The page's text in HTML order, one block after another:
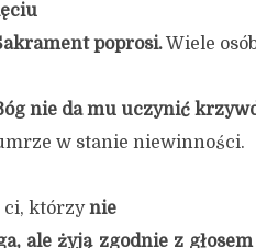
poprosi.Wiele
nie da mu uczynić
w stanie niewinności.
ci, którzynie
ale żyją zgodnie z